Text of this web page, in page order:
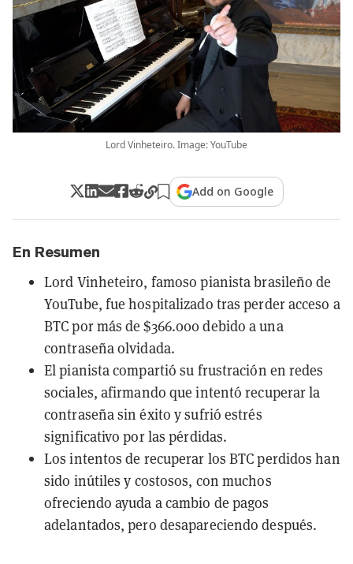
Lord Vinheteiro. Image: YouTube
Add on Google
En Resumen
Lord Vinheteiro, famoso pianista brasileño de
YouTube, fue hospitalizado tras perder acceso a
BTC por más de $366.000 debido a una
contraseña olvidada.
El pianista compartió su frustración en redes
sociales, afirmando que intentó recuperar la
contraseña sin éxito y sufrió estrés
significativo por las pérdidas.
Los intentos de recuperar los BTC perdidos han
sido inútiles y costosos, con muchos
ofreciendo ayuda a cambio de pagos
adelantados, pero desapareciendo después.